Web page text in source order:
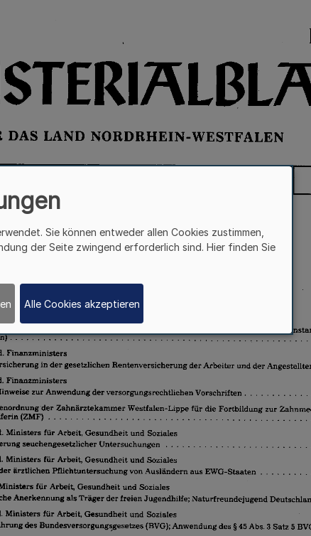
Sie können entweder allen Cookies zustimmen,
der Seite zwingend erforderlich sind. Hier finden Sie
Alle Cookies akzeptieren